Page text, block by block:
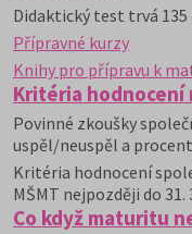
Didaktický test trvá
Přípravné kurzy
Knihy pro přípravu k
Kritéria
Povinné zkoušky
uspěl/neuspěl a
Kritéria hodnocení
MŠMT nejpozději do 31.
Co když maturitu